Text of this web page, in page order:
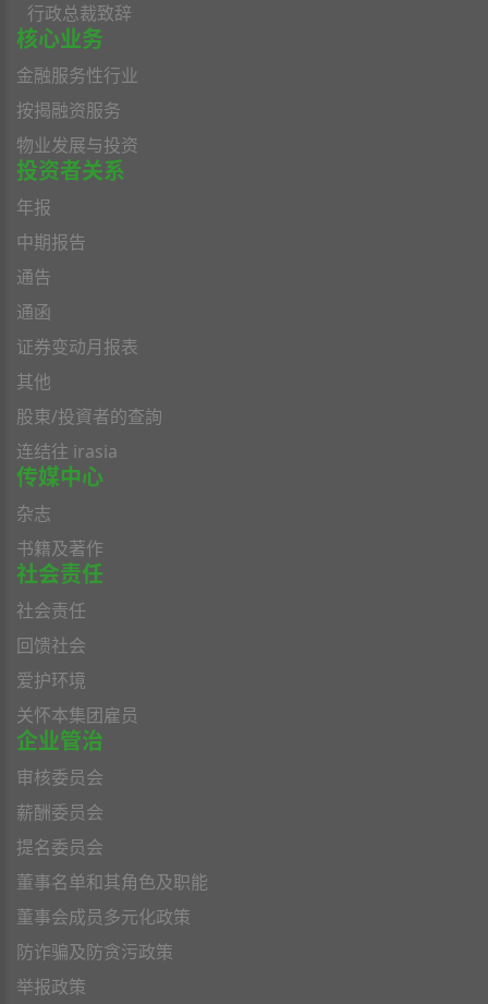
行政总裁致辞
核心业务
金融服务性行业
按揭融资服务
物业发展与投资
投资者关系
年报
中期报告
通告
通函
证券变动月报表
其他
股東/投資者的查詢
连结往 irasia
传媒中心
杂志
书籍及著作
社会责任
社会责任
回馈社会
爱护环境
关怀本集团雇员
企业管治
审核委员会
薪酬委员会
提名委员会
董事名单和其角色及职能
董事会成员多元化政策
防诈骗及防贪污政策
举报政策